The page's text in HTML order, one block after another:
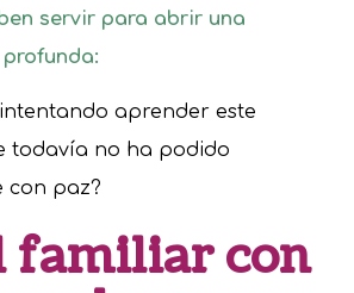
servir para abrir una
aprender este
todavía no ha podido
con paz?
familiar con